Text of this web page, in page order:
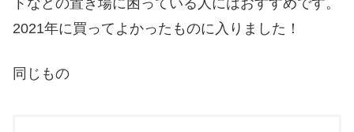
2021年に買ってよかったものに入りました！
同じもの